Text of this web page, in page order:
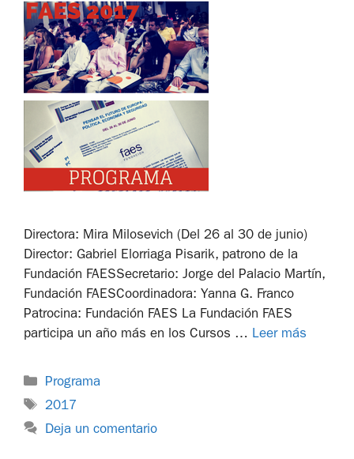
Directora: Mira Milosevich (Del 26 al 30 de junio)
Director: Gabriel Elorriaga Pisarik, patrono de la
Fundación FAESSecretario: Jorge del Palacio Martín,
Fundación FAESCoordinadora: Yanna G. Franco
Patrocina: Fundación FAES La Fundación FAES
participa un año más en los Cursos … Leer más
Programa
2017
Deja un comentario